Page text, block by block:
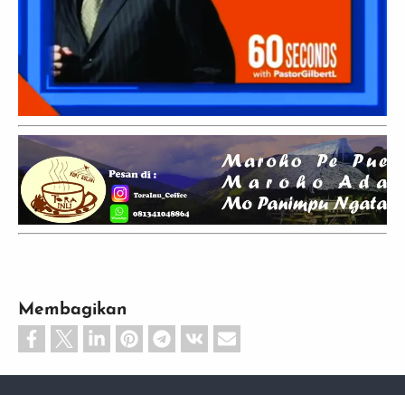
Membagikan